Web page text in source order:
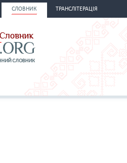
СЛОВНИК ТРАНСЛІТЕРАЦІЯ